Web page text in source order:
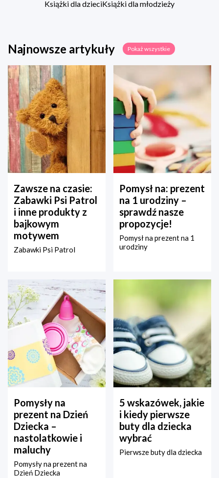
Książki dla dzieciKsiążki dla młodzieży
Najnowsze artykuły Pokaż wszystkie
Zawsze na czasie:
Zabawki Psi Patrol
i inne produkty z
bajkowym
motywem
Zabawki Psi Patrol
Pomysł na: prezent
na 1 urodziny –
sprawdź nasze
propozycje!
Pomysł na prezent na 1
urodziny
Pomysły na
prezent na Dzień
Dziecka –
nastolatkowie i
maluchy
Pomysły na prezent na
Dzień Dziecka
5 wskazówek, jakie
i kiedy pierwsze
buty dla dziecka
wybrać
Pierwsze buty dla dziecka